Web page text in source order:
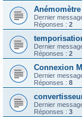
Dernier
Réponses : 2
Dernier
Réponses : 2
Connexion
Dernier
Réponses : 8
Dernier
Réponses : 3